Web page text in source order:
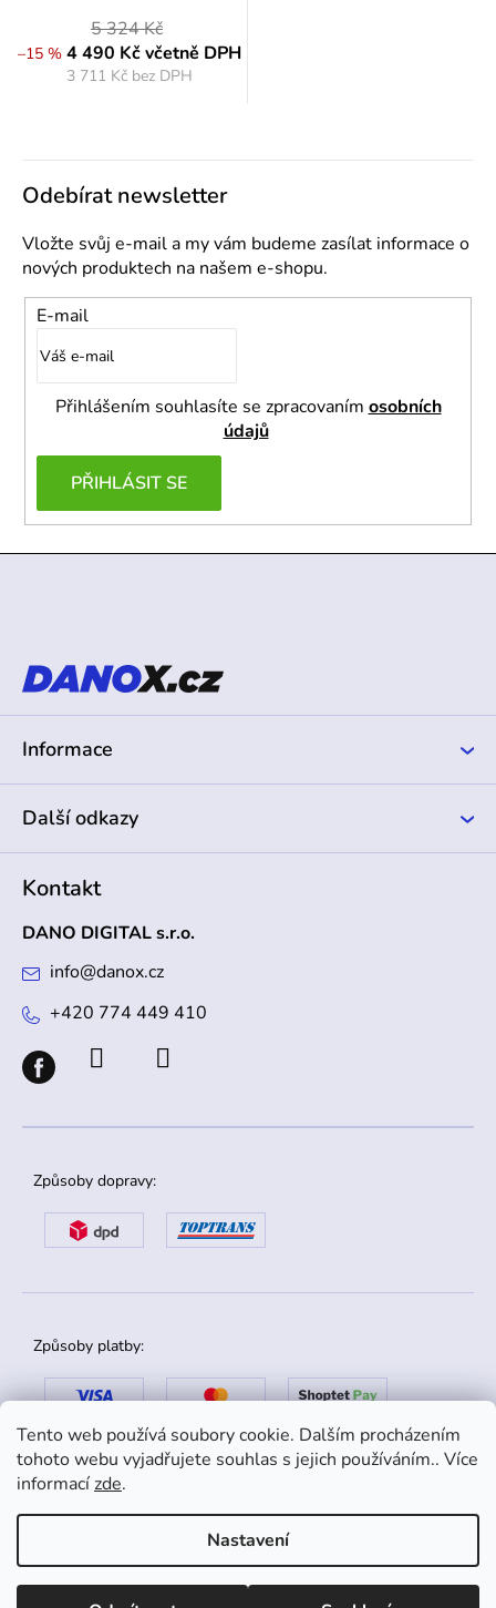
Tento web používá soubory cookie. Dalším procházením
tohoto webu vyjadřujete souhlas s jejich používáním.. Více
informacízde.
Nastavení
5 324 Kč
–15 % 4 490 Kčvčetně DPH
3 711 Kč bez DPH
Odebírat newsletter
Vložte svůj e-mail a my vám budeme zasílat informace o
nových produktech na našem e-shopu.
E-mail
Přihlášením souhlasíte se zpracovaním osobních
údajů
PŘIHLÁSIT SE
t
Informace
Další odkazy
Kontakt
DANO DIGITAL s.r.o.
info@danox.cz
+420 774 449 410
Způsoby dopravy:
Způsoby platby:
Copyright 2026danox.cz. Všechna práva vyhrazena.